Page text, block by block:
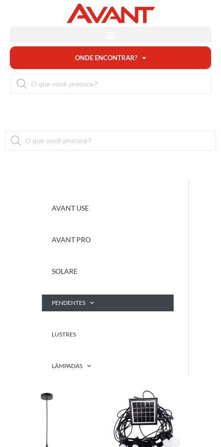
ONDE ENCONTRAR?
AVANT USE
AVANT PRO
SOLARE
PENDENTES
LUSTRES
LÂMPADAS